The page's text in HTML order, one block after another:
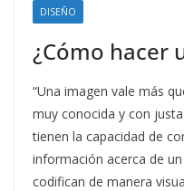
DISEÑO
¿Cómo hacer
“Una imagen vale más
muy conocida y con
tienen la capacidad de
información acerca de
codifican de manera